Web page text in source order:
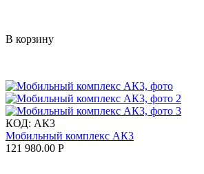
В корзину
КОД: АК3
Мобильный комплекс АК3
121 980.00 Р